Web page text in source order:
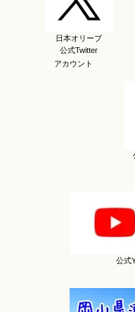
日本オリーブ
公式Twitter
アカウント
公式